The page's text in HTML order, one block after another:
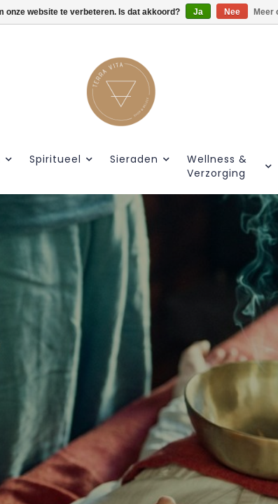
Gratis verzendig vanaf €55.
Spiritueel Sieraden
Wellness &
Verzorging
onze website te verbeteren. Is dat akkoord? Ja Nee Meer